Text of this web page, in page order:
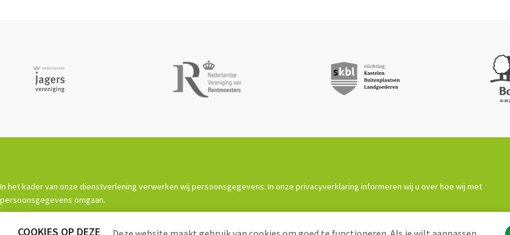
In het kader van onze dienstverlening verwerken wij persoonsgegevens. In onze privacyverklaring informeren wij u over hoe wij met
persoonsgegevens omgaan.
Powered by Procurios
COOKIES OP DEZE